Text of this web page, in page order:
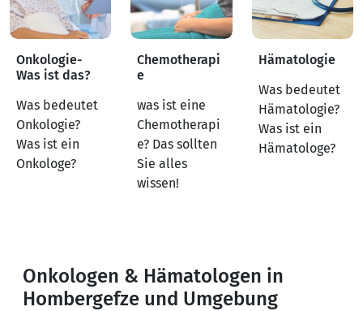
Onkologie-
Was ist das?
Was bedeutet
Onkologie?
Was ist ein
Onkologe?
Chemotherapi
e
was ist eine
Chemotherapi
e? Das sollten
Sie alles
wissen!
Hämatologie
Was bedeutet
Hämatologie?
Was ist ein
Hämatologe?
Onkologen & Hämatologen in
Hombergefze und Umgebung